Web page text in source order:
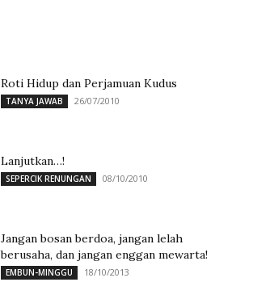
Roti Hidup dan Perjamuan Kudus
TANYA JAWAB 26/07/2010
Lanjutkan…!
SEPERCIK RENUNGAN 08/10/2010
Jangan bosan berdoa, jangan lelah
berusaha, dan jangan enggan mewarta!
EMBUN-MINGGU 18/10/2013